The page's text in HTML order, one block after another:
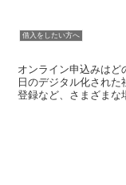
借入をしたい方へ
オンライン申込みはど
日のデジタル化された
登録など、さまざまな